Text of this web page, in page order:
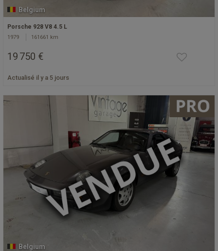
Belgium
Porsche 928 V8 4.5 L
1979 161661 km
19 750 €
Actualisé il y a 5 jours
Belgium